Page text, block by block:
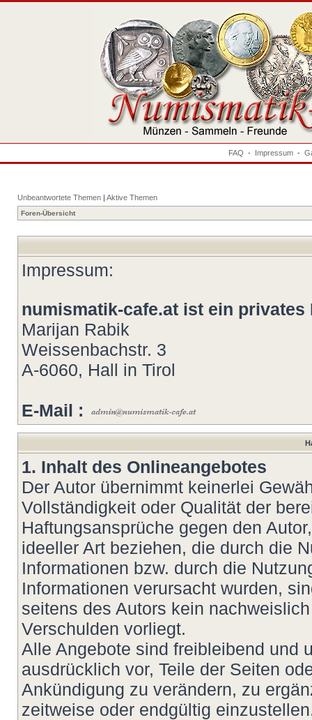
FAQ - Impressum -
Unbeantwortete Themen | Aktive Themen
Foren-Übersicht
Impressum:
numismatik-cafe.at ist ein privates
Marijan Rabik
Weissenbachstr. 3
A-6060, Hall in Tirol
E-Mail :
1. Inhalt des Onlineangebotes
Der Autor übernimmt keinerlei
Vollständigkeit oder Qualität der
Haftungsansprüche gegen den
ideeller Art beziehen, die durch die
Informationen bzw. durch die
Informationen verursacht wurden,
seitens des Autors kein
Verschulden vorliegt.
Alle Angebote sind freibleibend und
ausdrücklich vor, Teile der Seiten
Ankündigung zu verändern, zu
zeitweise oder endgültig